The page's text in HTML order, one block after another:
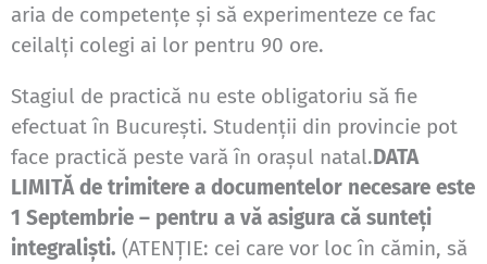
aria de competenţe şi să experimenteze ce fac
ceilalţi colegi ai lor pentru 90 ore.
Stagiul de practică nu este obligatoriu să fie
efectuat în Bucureşti. Studenţii din provincie pot
face practică peste vară în oraşul natal.DATA
LIMITĂ de trimitere a documentelor necesare este
1 Septembrie – pentru a vă asigura că sunteţi
integralişti. (ATENŢIE: cei care vor loc în cămin, să